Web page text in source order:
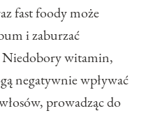
fast foody może
i zaburzać
witamin,
negatywnie wpływać
prowadząc do